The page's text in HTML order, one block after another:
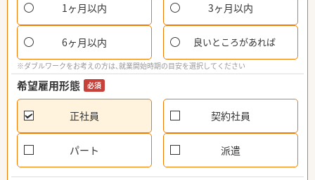
1ヶ月以内 3ヶ月以内
6ヶ月以内 良いところがあれば
※ダブルワークをお考えの方は、就業開始時期の目安を選択してください
希望雇用形態 必須
正社員 契約社員
パート 派遣